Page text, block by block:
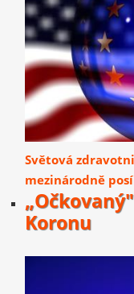
Světová
mezinárodně
Koronu